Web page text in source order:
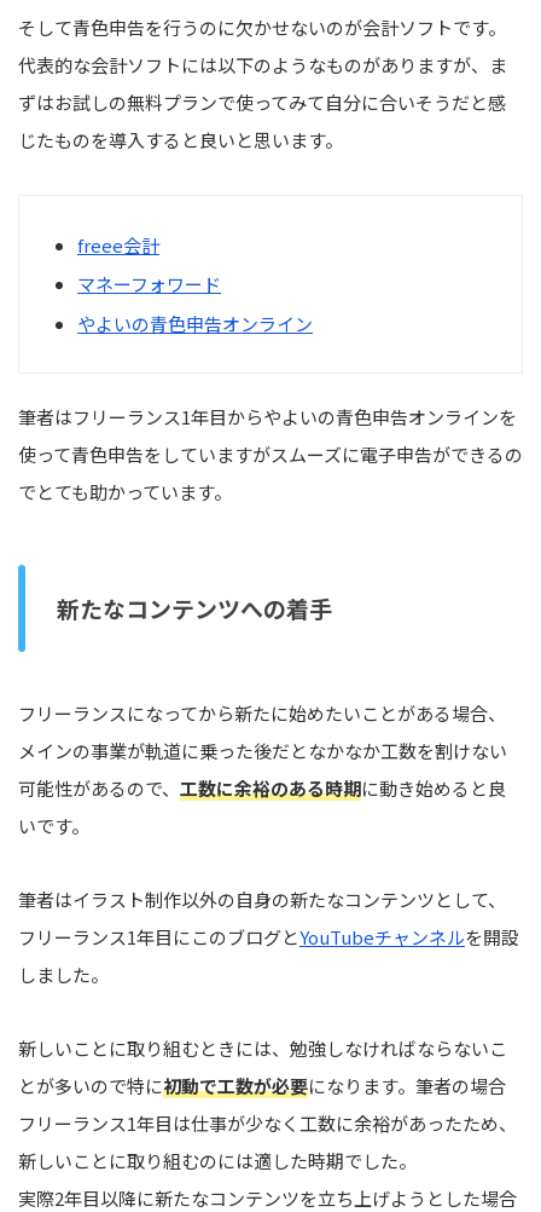
そして青色申告を行うのに欠かせないのが会計ソフトです。
代表的な会計ソフトには以下のようなものがありますが、ま
ずはお試しの無料プランで使ってみて自分に合いそうだと感
じたものを導入すると良いと思います。
freee会計
マネーフォワード
やよいの青色申告オンライン
筆者はフリーランス1年目からやよいの青色申告オンラインを
使って青色申告をしていますがスムーズに電子申告ができるの
でとても助かっています。
新たなコンテンツへの着手
フリーランスになってから新たに始めたいことがある場合、
メインの事業が軌道に乗った後だとなかなか工数を割けない
可能性があるので、 工数に余裕のある時期に動き始めると良
いです。
筆者はイラスト制作以外の自身の新たなコンテンツとして、
フリーランス1年目にこのブログとYouTubeチャンネルを開設
しました。
新しいことに取り組むときには、勉強しなければならないこ
とが多いので特に初動で工数が必要になります。筆者の場合
フリーランス1年目は仕事が少なく工数に余裕があったため、
新しいことに取り組むのには適した時期でした。
実際2年目以降に新たなコンテンツを立ち上げようとした場合